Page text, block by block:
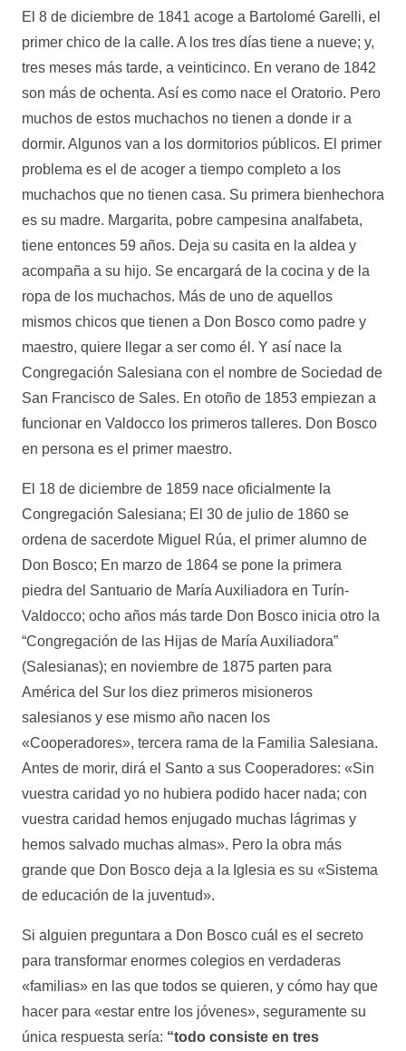
El 8 de diciembre de 1841 acoge a Bartolomé Garelli, el
primer chico de la calle. A los tres días tiene a nueve; y,
tres meses más tarde, a veinticinco. En verano de 1842
son más de ochenta. Así es como nace el Oratorio. Pero
muchos de estos muchachos no tienen a donde ir a
dormir. Algunos van a los dormitorios públicos. El primer
problema es el de acoger a tiempo completo a los
muchachos que no tienen casa. Su primera bienhechora
es su madre. Margarita, pobre campesina analfabeta,
tiene entonces 59 años. Deja su casita en la aldea y
acompaña a su hijo. Se encargará de la cocina y de la
ropa de los muchachos. Más de uno de aquellos
mismos chicos que tienen a Don Bosco como padre y
maestro, quiere llegar a ser como él. Y así nace la
Congregación Salesiana con el nombre de Sociedad de
San Francisco de Sales. En otoño de 1853 empiezan a
funcionar en Valdocco los primeros talleres. Don Bosco
en persona es el primer maestro.
El 18 de diciembre de 1859 nace oficialmente la
Congregación Salesiana; El 30 de julio de 1860 se
ordena de sacerdote Miguel Rúa, el primer alumno de
Don Bosco; En marzo de 1864 se pone la primera
piedra del Santuario de María Auxiliadora en Turín-
Valdocco; ocho años más tarde Don Bosco inicia otro la
“Congregación de las Hijas de María Auxiliadora”
(Salesianas); en noviembre de 1875 parten para
América del Sur los diez primeros misioneros
salesianos y ese mismo año nacen los
«Cooperadores», tercera rama de la Familia Salesiana.
Antes de morir, dirá el Santo a sus Cooperadores: «Sin
vuestra caridad yo no hubiera podido hacer nada; con
vuestra caridad hemos enjugado muchas lágrimas y
hemos salvado muchas almas». Pero la obra más
grande que Don Bosco deja a la Iglesia es su «Sistema
de educación de la juventud».
Si alguien preguntara a Don Bosco cuál es el secreto
para transformar enormes colegios en verdaderas
«familias» en las que todos se quieren, y cómo hay que
hacer para «estar entre los jóvenes», seguramente su
única respuesta sería: “todo consiste en tres